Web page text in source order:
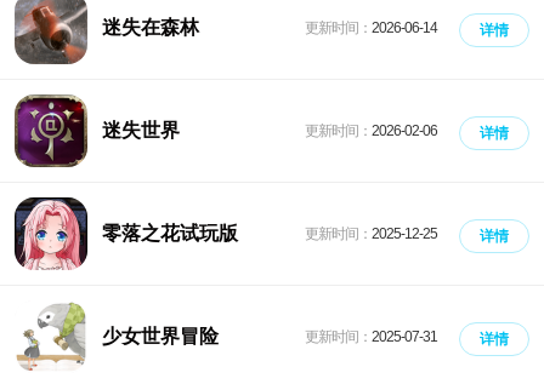
迷失在森林 更新时间： 2026-06-14 详情
迷失世界 更新时间： 2026-02-06 详情
零落之花试玩版 更新时间： 2025-12-25 详情
少女世界冒险 更新时间： 2025-07-31 详情